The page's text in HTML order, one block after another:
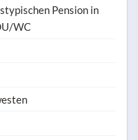
Pension in
WC